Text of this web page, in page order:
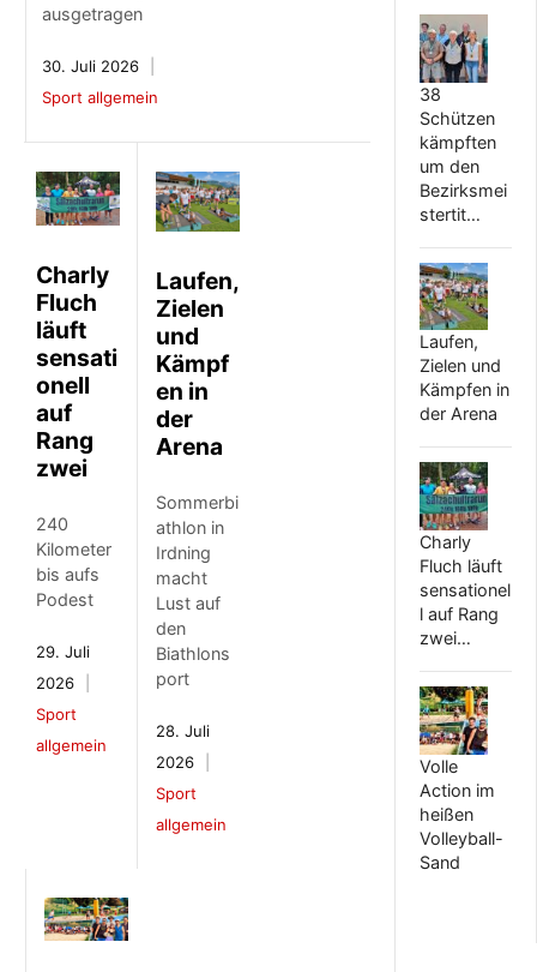
ausgetragen
30. Juli 2026
Sport allgemein
Charly
Fluch
läuft
sensati
onell
auf
Rang
zwei
240
Kilometer
bis aufs
Podest
29. Juli
2026
Sport
allgemein
Laufen,
Zielen
und
Kämpf
en in
der
Arena
Sommerbi
athlon in
Irdning
macht
Lust auf
den
Biathlons
port
28. Juli
2026
Sport
allgemein
38
Schützen
kämpften
um den
Bezirksmei
stertit…
Laufen,
Zielen und
Kämpfen in
der Arena
Charly
Fluch läuft
sensationel
l auf Rang
zwei…
Volle
Action im
heißen
Volleyball-
Sand